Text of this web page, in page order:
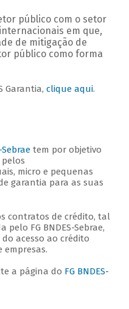
público com o setor
em que,
de mitigação de
público como forma
Garantia, clique aqui.
tem por objetivo
micro e pequenas
garantia para as suas
contratos de crédito, tal
FG BNDES-Sebrae,
acesso ao crédito
a página do FG BNDES-